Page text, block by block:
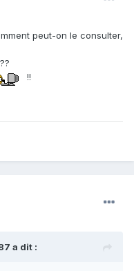
peut-on le consulter,
!!
a dit :